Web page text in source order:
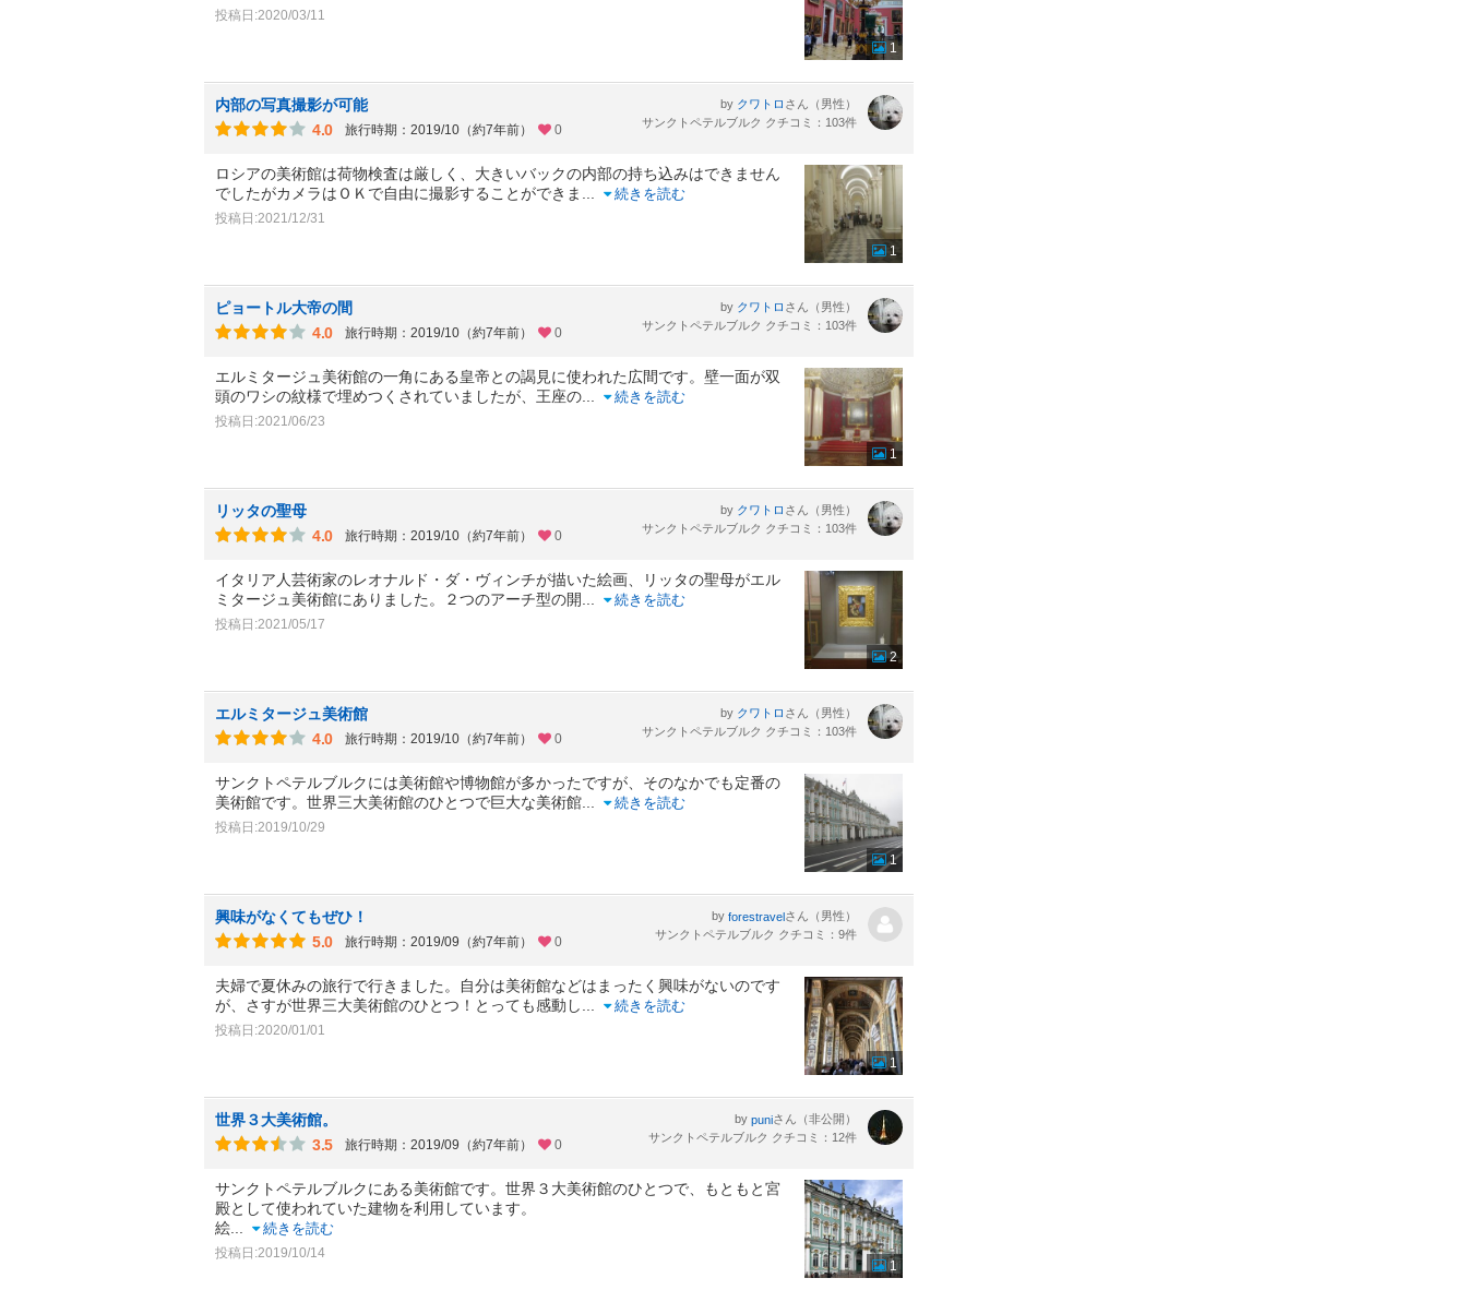
投稿日:2020/03/11
1
内部の写真撮影が可能
4.0
旅行時期：2019/10（約7年前） 0
by クワトロ さん（男性）
サンクトペテルブルク クチコミ：103件
ロシアの美術館は荷物検査は厳しく、大きいバックの内部の持ち込みはできません
でしたがカメラはＯＫで自由に撮影することができま
続きを読む
投稿日:2021/12/31
1
ピョートル大帝の間
4.0
旅行時期：2019/10（約7年前） 0
by クワトロ さん（男性）
サンクトペテルブルク クチコミ：103件
エルミタージュ美術館の一角にある皇帝との謁見に使われた広間です。壁一面が双
頭のワシの紋様で埋めつくされていましたが、王座の
続きを読む
投稿日:2021/06/23
1
リッタの聖母
4.0
旅行時期：2019/10（約7年前） 0
by クワトロ さん（男性）
サンクトペテルブルク クチコミ：103件
イタリア人芸術家のレオナルド・ダ・ヴィンチが描いた絵画、リッタの聖母がエル
ミタージュ美術館にありました。２つのアーチ型の開
続きを読む
投稿日:2021/05/17
2
エルミタージュ美術館
4.0
旅行時期：2019/10（約7年前） 0
by クワトロ さん（男性）
サンクトペテルブルク クチコミ：103件
サンクトペテルブルクには美術館や博物館が多かったですが、そのなかでも定番の
美術館です。世界三大美術館のひとつで巨大な美術館
続きを読む
投稿日:2019/10/29
1
興味がなくてもぜひ！
5.0
旅行時期：2019/09（約7年前） 0
by forestravelさん（男性）
サンクトペテルブルク クチコミ：9件
夫婦で夏休みの旅行で行きました。自分は美術館などはまったく興味がないのです
が、さすが世界三大美術館のひとつ！とっても感動し
続きを読む
投稿日:2020/01/01
1
世界３大美術館。
3.5
旅行時期：2019/09（約7年前） 0
by puniさん（非公開）
サンクトペテルブルク クチコミ：12件
サンクトペテルブルクにある美術館です。世界３大美術館のひとつで、もともと宮
殿として使われていた建物を利用しています。
絵
続きを読む
投稿日:2019/10/14
1